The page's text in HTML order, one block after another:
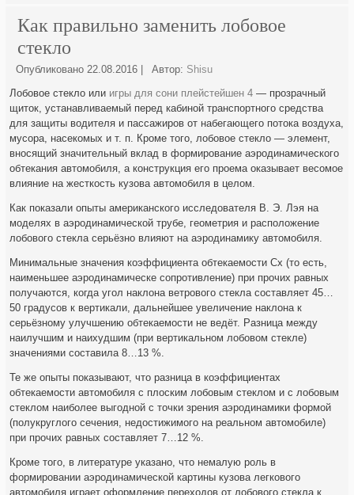
Как правильно заменить лобовое
стекло
Опубликовано 22.08.2016 Автор: Shisu
Лобовое стекло или игры для сони плейстейшен 4 — прозрачный
щиток, устанавливаемый перед кабиной транспортного средства
для защиты водителя и пассажиров от набегающего потока воздуха,
мусора, насекомых и т. п. Кроме того, лобовое стекло — элемент,
вносящий значительный вклад в формирование аэродинамического
обтекания автомобиля, а конструкция его проема оказывает весомое
влияние на жесткость кузова автомобиля в целом.
Как показали опыты американского исследователя В. Э. Лэя на
моделях в аэродинамической трубе, геометрия и расположение
лобового стекла серьёзно влияют на аэродинамику автомобиля.
Минимальные значения коэффициента обтекаемости Сх (то есть,
наименьшее аэродинамическе сопротивление) при прочих равных
получаются, когда угол наклона ветрового стекла составляет 45…
50 градусов к вертикали, дальнейшее увеличение наклона к
серьёзному улучшению обтекаемости не ведёт. Разница между
наилучшим и наихудшим (при вертикальном лобовом стекле)
значениями составила 8…13 %.
Те же опыты показывают, что разница в коэффициентах
обтекаемости автомобиля с плоским лобовым стеклом и с лобовым
стеклом наиболее выгодной с точки зрения аэродинамики формой
(полукруглого сечения, недостижимого на реальном автомобиле)
при прочих равных составляет 7…12 %.
Кроме того, в литературе указано, что немалую роль в
формировании аэродинамической картины кузова легкового
автомобиля играет оформление переходов от лобового стекла к